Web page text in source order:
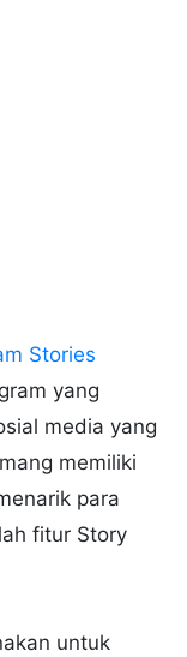
Stories
yang
media yang
memiliki
para
fitur Story
untuk